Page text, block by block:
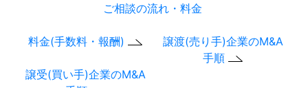
ご相談の流れ・料金
料金(手数料・報酬)
譲渡(売り手)企業のM&A
手順
譲受(買い手)企業のM&A